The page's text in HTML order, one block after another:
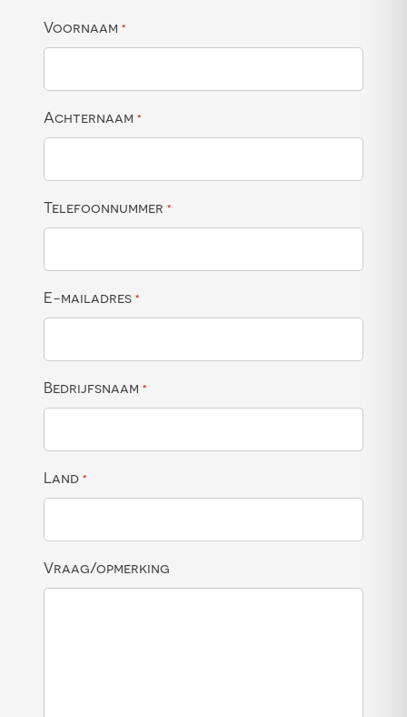
Voornaam *
Achternaam *
Telefoonnummer *
E-mailadres *
Bedrijfsnaam *
Land *
Vraag/opmerking